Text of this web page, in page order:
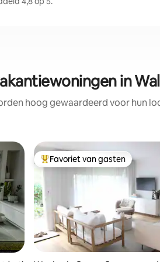
in
hoog gewaardeerd voor hun
Topfavoriet van gasten
Favoriet van gasten